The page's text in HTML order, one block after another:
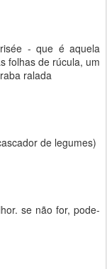
- que é aquela
folhas de rúcula, um
ralada
de legumes)
se não for, pode-